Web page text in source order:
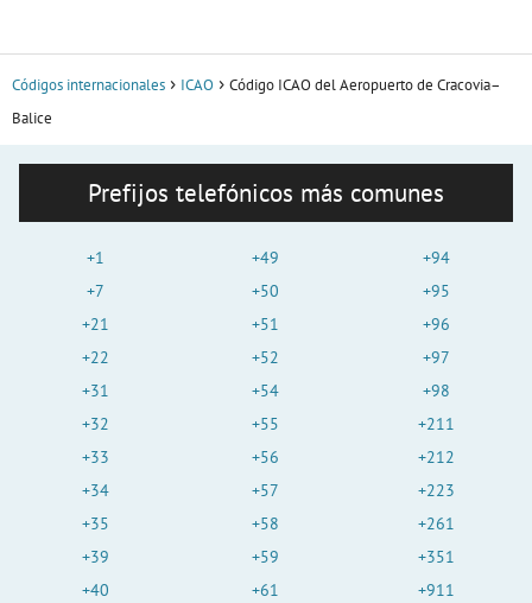
Códigos internacionales ICAO
Código ICAO del Aeropuerto de Cracovia–
Balice
Prefijos telefónicos más comunes
+1
+7
+21
+22
+31
+32
+33
+34
+35
+39
+40
+49
+50
+51
+52
+54
+55
+56
+57
+58
+59
+61
+94
+95
+96
+97
+98
+211
+212
+223
+261
+351
+911